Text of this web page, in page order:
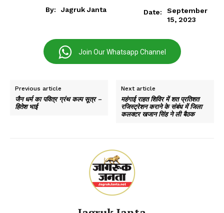
By: Jagruk Janta Date:
September
15, 2023
Join Our Whatsapp Channel
Previous article
जैन धर्म का पवित्र ग्रंथ कल्प सूत्र –
हितेश भाई
Next article
महंगाई राहत शिविर में शत प्रतिशत
रजिस्ट्रेशन कराने के संबंध में जिला
कलक्टर खजान सिंह ने ली बैठक